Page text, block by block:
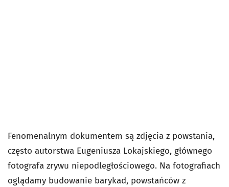
Fenomenalnym dokumentem są zdjęcia z powstania,
często autorstwa Eugeniusza Lokajskiego, głównego
fotografa zrywu niepodległościowego. Na fotografiach
oglądamy budowanie barykad, powstańców z